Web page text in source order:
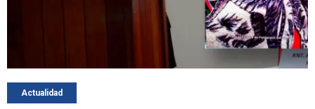
Actualidad